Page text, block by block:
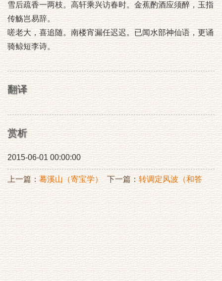
雪后疏香一两枝。高轩乘兴访春时。金蕉酌酒应须醉，玉指
传觞岂易辞。
嗟老大，喜追随。南楼宵漏任迟迟。已闻水部神仙语，更诵
骑鲸短李诗。
翻译
赏析
2015-06-01 00:00:00
上一篇：蓦溪山（寄宝学） 下一篇：转调定风波（和答
海南统领陈康时）